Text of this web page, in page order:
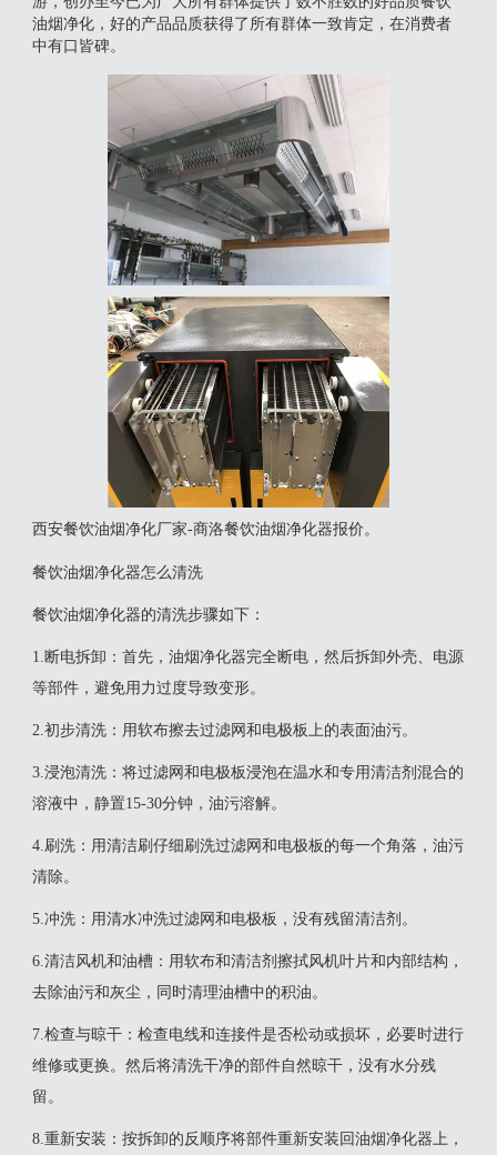
油烟净化，好的产品品质获得了所有群体一致肯定，在消费者
中有口皆碑。
西安餐饮油烟净化厂家-商洛餐饮油烟净化器报价。
餐饮油烟净化器怎么清洗
‌餐饮油烟净化器的清洗步骤如下‌：‌
1‌.断电拆卸‌：首先，油烟净化器完全断电，然后拆卸外壳、电源
等部件，避免用力过度导致变形。
‌2.初步清洗‌：用软布擦去过滤网和电极板上的表面油污。
‌3.浸泡清洗‌：将过滤网和电极板浸泡在温水和专用清洁剂混合的
溶液中，静置15-30分钟，油污溶解。
‌4.刷洗‌：用清洁刷仔细刷洗过滤网和电极板的每一个角落，油污
清除。
‌5.冲洗‌：用清水冲洗过滤网和电极板，没有残留清洁剂。
‌6.清洁风机和油槽‌：用软布和清洁剂擦拭风机叶片和内部结构，
去除油污和灰尘，同时清理油槽中的积油。
‌7.检查与晾干‌：检查电线和连接件是否松动或损坏，必要时进行
维修或更换。然后将清洗干净的部件自然晾干，没有水分残
留。
‌8.重新安装‌：按拆卸的反顺序将部件重新安装回油烟净化器上，